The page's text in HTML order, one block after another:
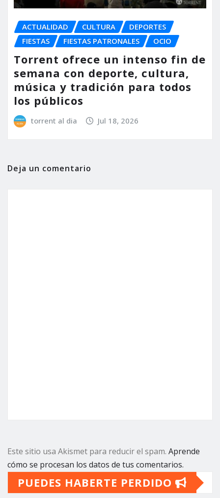
ACTUALIDAD CULTURA
DEPORTES
FIESTAS
FIESTAS PATRONALES OCIO
Torrent ofrece un intenso fin de
semana con deporte, cultura,
música y tradición para todos
los públicos
torrent al dia Jul 18, 2026
Deja un comentario
Este sitio usa Akismet para reducir el spam. Aprende
cómo se procesan los datos de tus comentarios.
PUEDES HABERTE PERDIDO